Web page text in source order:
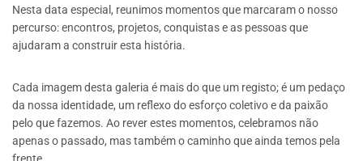
Nesta data especial, reunimos momentos que marcaram o nosso
percurso: encontros, projetos, conquistas e as pessoas que
ajudaram a construir esta história.
Cada imagem desta galeria é mais do que um registo; é um pedaço
da nossa identidade, um reflexo do esforço coletivo e da paixão
pelo que fazemos. Ao rever estes momentos, celebramos não
apenas o passado, mas também o caminho que ainda temos pela